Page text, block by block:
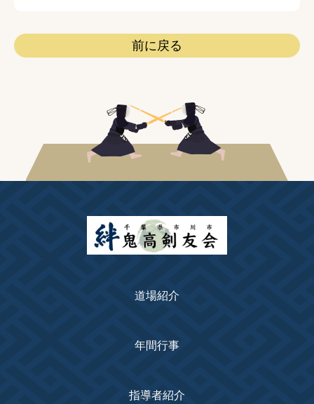
前に戻る
道場紹介
年間行事
指導者紹介